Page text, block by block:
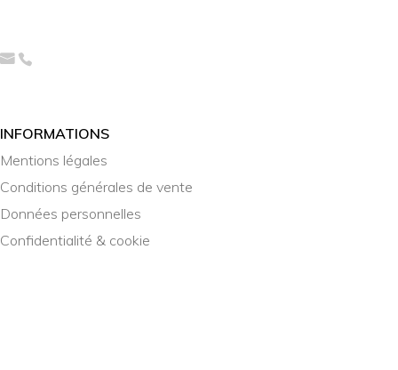
INFORMATIONS
Mentions légales
Conditions générales de vente
Données personnelles
Confidentialité & cookie